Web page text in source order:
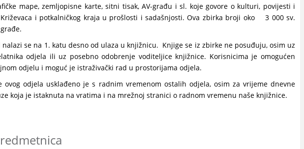
mape, zemljopisne karte, sitni tisak, AV-građu i sl. koje govore o kulturi, povijesti i
i potkalničkog kraja u prošlosti i sadašnjosti. Ova zbirka broji oko 3 000 sv.
nalazi se na 1. katu desno od ulaza u knjižnicu. Knjige se iz zbirke ne posuđuju, osim uz
odjela ili uz posebno odobrenje voditeljice knjižnice. Korisnicima je omogućen
odjelu i moguć je istraživački rad u prostorijama odjela.
ovog odjela usklađeno je s radnim vremenom ostalih odjela, osim za vrijeme dnevne
koja je istaknuta na vratima i na mrežnoj stranici o radnom vremenu naše knjižnice.